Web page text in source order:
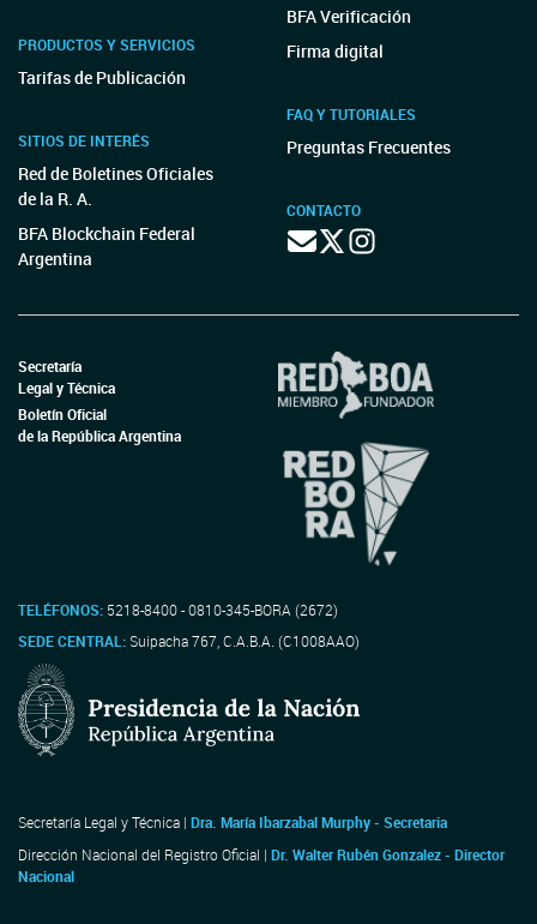
PRODUCTOS Y SERVICIOS
Tarifas de Publicación
SITIOS DE INTERÉS
Red de Boletines Oficiales
de la R. A.
BFA Blockchain Federal
Argentina
BFA Verificación
Firma digital
FAQ Y TUTORIALES
Preguntas Frecuentes
CONTACTO
Secretaría
Legal y Técnica
Boletín Oficial
de la República Argentina
TELÉFONOS: 5218-8400 - 0810-345-BORA (2672)
SEDE CENTRAL:Suipacha 767, C.A.B.A. (C1008AAO)
Secretaría Legal y Técnica | Dra. María Ibarzabal Murphy - Secretaria
Dirección Nacional del Registro Oficial | Dr. Walter Rubén Gonzalez - Director
Nacional